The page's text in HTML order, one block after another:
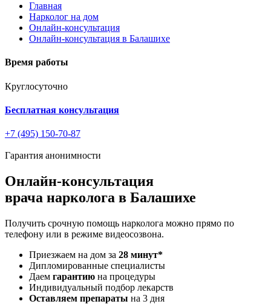
Главная
Нарколог на дом
Онлайн-консультация
Онлайн-консультация в Балашихе
Время работы
Круглосуточно
Бесплатная консультация
+7 (495) 150-70-87
Гарантия анонимности
Онлайн-консультация
врача нарколога в Балашихе
Получить срочную помощь нарколога можно прямо по
телефону или в режиме видеосозвона.
Приезжаем на дом за 28 минут*
Дипломированные специалисты
Даем гарантию на процедуры
Индивидуальный подбор лекарств
Оставляем препараты на 3 дня